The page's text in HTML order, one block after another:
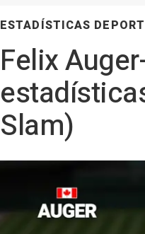
ESTADÍSTICAS
Felix
Slam)